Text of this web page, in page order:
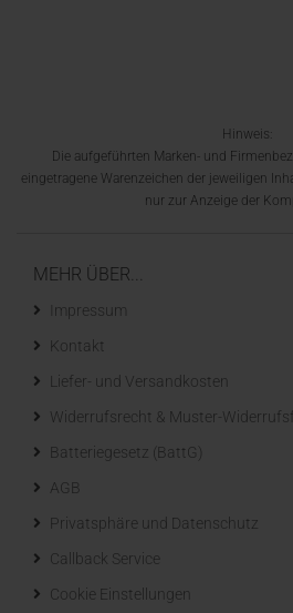
Hinweis:
Die aufgeführten Marken- und
eingetragene Warenzeichen der jeweiligen
nur zur Anzeige der
MEHR ÜBER...
Impressum
Kontakt
Liefer- und Versandkosten
Widerrufsrecht & Muster-
Batteriegesetz (BattG)
AGB
Privatsphäre und Datenschutz
Callback Service
Cookie Einstellungen